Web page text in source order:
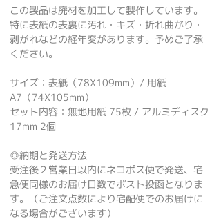
この製品は廃材を加工して製作しています。
特に表紙の表裏に汚れ・キズ・折れ曲がり・
剥がれなどの経年変があります。予めご了承
ください。
サイズ：表紙（78X109mm）/ 用紙
A7（74X105mm）
セット内容：無地用紙 75枚 / アルミディスク
17mm 2個
◎納期と発送方法
受注後２営業日以内にネコポス便で発送、宅
急便同様のお届け日数でポスト投函となりま
す。（ご注文点数により宅配便でのお届けに
なる場合がございます）